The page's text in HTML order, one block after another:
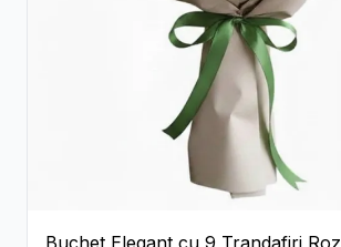
Buchet Elegant cu 9 Trandafiri Roz